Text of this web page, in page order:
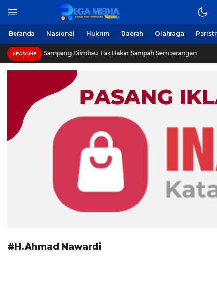
Regamedianews.com
Berita Harian Online
Beranda Nasional Hukrim Daerah Olahraga
HEADLINE
Warga Sampang Diimbau Tak Bakar Sampah Sembarangan
#H.Ahmad Nawardi